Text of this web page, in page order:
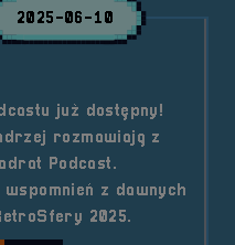
2025-06-10
już dostępny!
rozmawiają z
Podcast.
z dawnych
2025.